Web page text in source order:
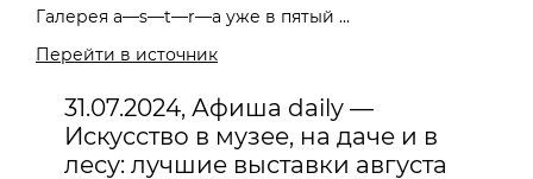
Галерея a—s—t—r—a уже в пятый ...
Перейти в источник
31.07.2024, Афиша daily —
Искусство в музее, на даче и в
лесу: лучшие выставки августа